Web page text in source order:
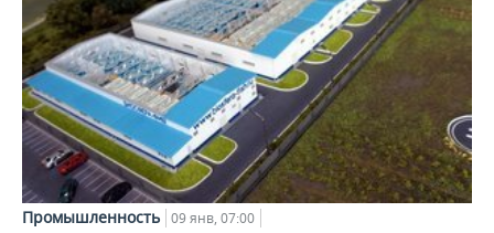
Промышленность 09 янв, 07:00